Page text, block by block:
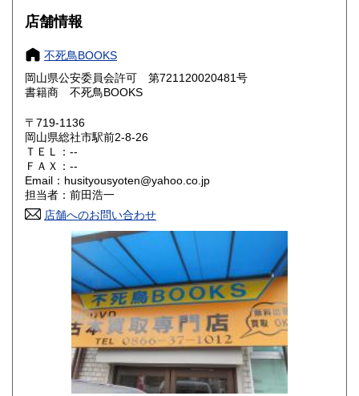
岐阜県
愛知県
滋賀県 300円
大阪府 300円
奈良県
鳥取県
300円 広島県
300円 徳島県
300円 愛媛県
300円 福岡県
300円 長崎県
店舗情報
不死鳥BOOKS
岡山県公安委員会許可 第721120020481号
書籍商 不死鳥BOOKS
〒719-1136
岡山県総社市駅前2-8-26
ＴＥＬ：--
ＦＡＸ：--
Email：husityousyoten@yahoo.co.jp
担当者：前田浩一
店舗へのお問い合わせ